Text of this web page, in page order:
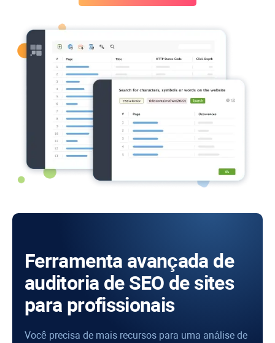
Ferramenta avançada de
auditoria de SEO de sites
para profissionais
Você precisa de mais recursos para uma análise de